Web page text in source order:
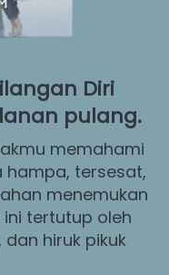
Diri
pulang.
memahami
tersesat,
menemukan
tertutup oleh
dan hiruk pikuk